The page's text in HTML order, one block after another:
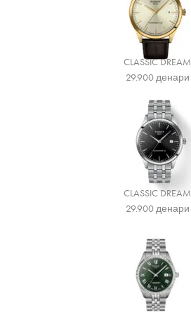
CLASSIC DREAM
29.900денари
CLASSIC DREAM
29.900денари